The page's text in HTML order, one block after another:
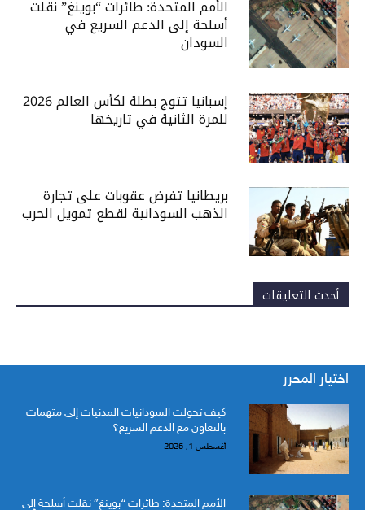
الأمم المتحدة: طائرات “بوينغ” نقلت
أسلحة إلى الدعم السريع في
السودان
إسبانيا تتوج بطلة لكأس العالم 2026
للمرة الثانية في تاريخها
بريطانيا تفرض عقوبات على تجارة
الذهب السودانية لقطع تمويل الحرب
أحدث التعليقات
اختيار المحرر
كيف تحولت السودانيات المدنيات إلى متهمات
بالتعاون مع الدعم السريع؟
أغسطس 1, 2026
الأمم المتحدة: طائرات “بوينغ” نقلت أسلحة إلى